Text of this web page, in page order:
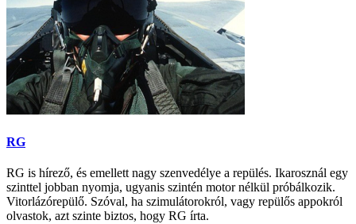
RG
RG is hírező, és emellett nagy szenvedélye a repülés. Ikarosznál egy
szinttel jobban nyomja, ugyanis szintén motor nélkül próbálkozik.
Vitorlázórepülő. Szóval, ha szimulátorokról, vagy repülős appokról
olvastok, azt szinte biztos, hogy RG írta.